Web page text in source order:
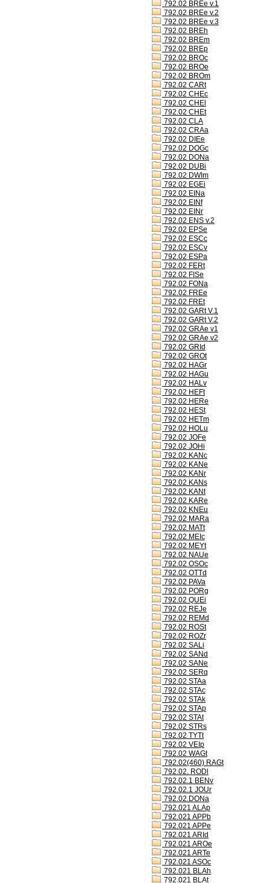
792.02 BREe v.1
792.02 BREe v.2
792.02 BREe v.3
792.02 BREh
792.02 BREm
792.02 BREp
792.02 BROc
792.02 BROe
792.02 BROm
792.02 CARt
792.02 CHEc
792.02 CHEl
792.02 CHEt
792.02 CLA
792.02 CRAa
792.02 DIEe
792.02 DOGc
792.02 DONa
792.02 DUBi
792.02 DWIm
792.02 EGEi
792.02 EINa
792.02 EINf
792.02 EINr
792.02 ENS v.2
792.02 EPSe
792.02 ESCc
792.02 ESCv
792.02 ESPa
792.02 FERt
792.02 FISe
792.02 FONa
792.02 FREe
792.02 FREt
792.02 GARt V.1
792.02 GARt V.2
792.02 GRAe v1
792.02 GRAe v2
792.02 GRId
792.02 GROt
792.02 HAGr
792.02 HAGu
792.02 HALv
792.02 HEFt
792.02 HERe
792.02 HESt
792.02 HETm
792.02 HOLu
792.02 JOFe
792.02 JOHi
792.02 KANc
792.02 KANe
792.02 KANr
792.02 KANs
792.02 KANt
792.02 KARe
792.02 KNEu
792.02 MARa
792.02 MATt
792.02 MEIc
792.02 MEYt
792.02 NAUe
792.02 OSOc
792.02 OTTd
792.02 PAVa
792.02 PORg
792.02 QUEi
792.02 REJe
792.02 REMd
792.02 ROSt
792.02 ROZr
792.02 SALi
792.02 SANd
792.02 SANe
792.02 SERq
792.02 STAa
792.02 STAc
792.02 STAk
792.02 STAp
792.02 STAt
792.02 STRs
792.02 TYTt
792.02 VEIp
792.02 WAGt
792.02(460) RAGt
792.02. RODl
792.02.1 BENv
792.02.1 JOUr
792.02.DONa
792.021 ALAp
792.021 APPb
792.021 APPe
792.021 ARId
792.021 AROe
792.021 ARTe
792.021 ASOc
792.021 BLAh
792.021 BLAt